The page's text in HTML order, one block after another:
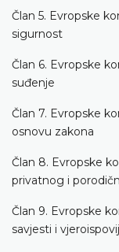
Član 5. Evropske
sigurnost
Član 6. Evropske
suđenje
Član 7. Evropske
osnovu zakona
Član 8. Evropske
privatnog i
Član 9. Evropske
savjesti i